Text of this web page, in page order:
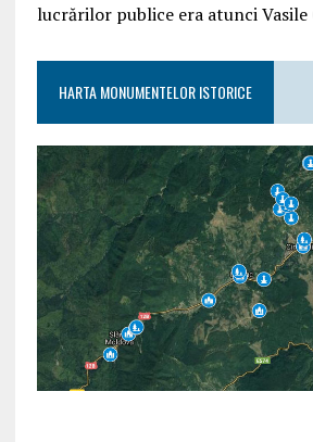
lucrărilor publice era atunci Vasile
HARTA MONUMENTELOR ISTORICE